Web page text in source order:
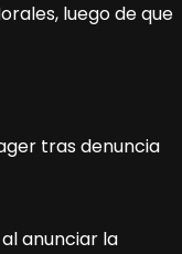
luego de que
anunciar la